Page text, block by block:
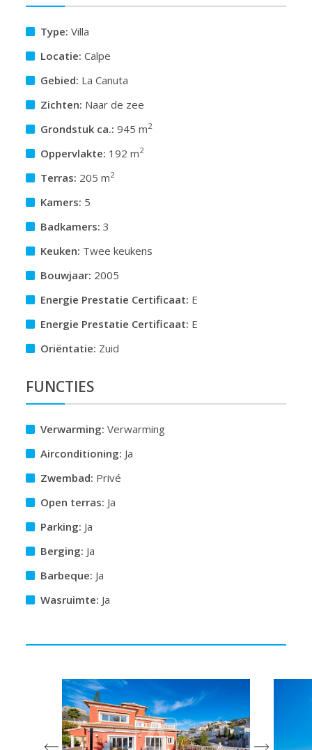
Type: Villa
Locatie: Calpe
Gebied: La Canuta
Zichten: Naar de zee
Grondstuk ca.: 945 m2
Oppervlakte: 192 m2
Terras: 205 m2
Kamers: 5
Badkamers: 3
Keuken: Twee keukens
Bouwjaar: 2005
Energie Prestatie Certificaat: E
Energie Prestatie Certificaat: E
Oriëntatie: Zuid
FUNCTIES
Verwarming: Verwarming
Airconditioning: Ja
Zwembad: Privé
Open terras: Ja
Parking: Ja
Berging: Ja
Barbeque: Ja
Wasruimte: Ja